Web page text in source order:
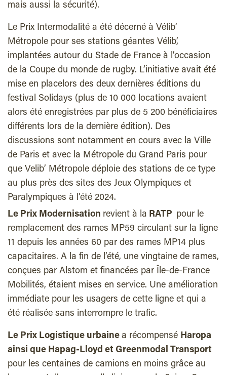
mais aussi la sécurité).
Le Prix Intermodalité a été décerné à Vélib’
Métropole pour ses stations géantes Vélib’,
implantées autour du Stade de France à l’occasion
de la Coupe du monde de rugby. L’initiative avait été
mise en place lors des deux dernières éditions du
festival Solidays (plus de 10 000 locations avaient
alors été enregistrées par plus de 5 200 bénéficiaires
différents lors de la dernière édition). Des
discussions sont notamment en cours avec la Ville
de Paris et avec la Métropole du Grand Paris pour
que Velib’ Métropole déploie des stations de ce type
au plus près des sites des Jeux Olympiques et
Paralympiques à l’été 2024.
Le Prix Modernisation revient à la RATP pour le
remplacement des rames MP59 circulant sur la ligne
11 depuis les années 60 par des rames MP14 plus
capacitaires. A la fin de l’été, une vingtaine de rames,
conçues par Alstom et financées par Île-de-France
Mobilités, étaient mises en service. Une amélioration
immédiate pour les usagers de cette ligne et qui a
été réalisée sans interrompre le trafic.
Le Prix Logistique urbaine a récompensé Haropa
ainsi que Hapag-Lloyd et Greenmodal Transport
pour les centaines de camions en moins grâce au